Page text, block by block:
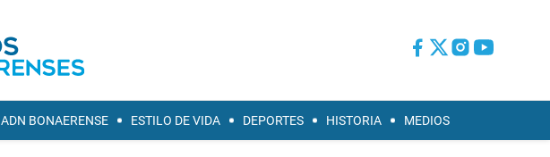
ADN BONAERENSE ESTILO DE VIDA DEPORTES HISTORIA MEDIOS